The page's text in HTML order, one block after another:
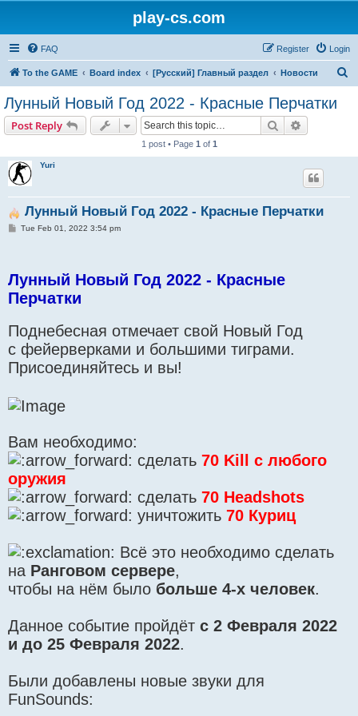
play-cs.com
FAQ Login
Register
To the GAME Board index [Русский] Главный раздел Новости
Лунный Новый Год 2022 - Красные Перчатки
Post Reply Search
1 post • Page 1 of 1
Yuri
Лунный Новый Год 2022 - Красные Перчатки
PTue Feb 01, 2022 3:54 pm
Лунный Новый Год 2022 - Красные
Перчатки
Поднебесная отмечает свой Новый Год
с фейерверками и большими тиграми.
Присоединяйтесь и вы!
Вам необходимо:
сделать 70 Kill с любого
оружия
сделать 70 Headshots
уничтожить 70 Куриц
Всё это необходимо сделать
на Ранговом сервере,
чтобы на нём было больше 4-х человек.
Данное событие пройдёт с 2 Февраля 2022
и до 25 Февраля 2022.
Были добавлены новые звуки для
FunSounds: